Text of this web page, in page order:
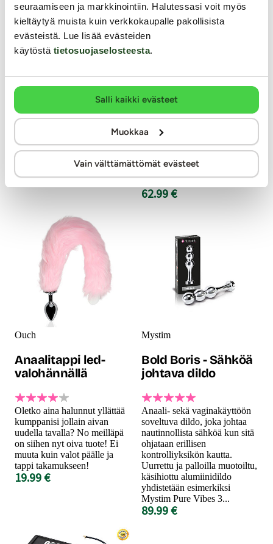
seuraamiseen ja markkinointiin. Halutessasi voit myös
kieltäytyä muista kuin verkkokaupalle pakollisista
evästeistä. Lue lisää evästeiden
käytöstä tietosuojaselosteesta.
Salli kaikki evästeet
Muokkaa
Vain välttämättömät evästeet
ZENN
Deluxe - Pupun
häntä anaalitappi,
Voiko enää söpönpää olla?
Pörröinen pupun häntä
anaalitappi on ihastuttava ja
leikillinen anustappi joka saa
hymyn huulille jo ihan
pelkällä ulkomuodollaan!
26.99 €
Mystim
Romeo - Sähköä
johtava anaalitappi
Mystim-tuotteet ovat
sähköiseen lihasstimulaatioon
(EMS) perustuvia tuotteita.
Mystim Romeo on tappi, jota
voidaan käyttää sekä anaalissa
että emättimessä ja se soveltuu
sekä miehelle että naiselle.
Romeo on valmistettu
62.99 €
Ouch
Anaalitappi led-
valohännällä
Oletko aina halunnut yllättää
kumppanisi jollain aivan
uudella tavalla? No meilläpä
on siihen nyt oiva tuote! Ei
muuta kuin valot päälle ja
tappi takamukseen!
19.99 €
Mystim
Bold Boris - Sähköä
johtava dildo
Anaali- sekä vaginakäyttöön
soveltuva dildo, joka johtaa
nautinnollista sähköä kun sitä
ohjataan erillisen
kontrolliyksikön kautta.
Uurrettu ja palloilla muotoiltu,
käsihiottu alumiinidildo
yhdistetään esimerkiksi
Mystim Pure Vibes 3...
89.99 €